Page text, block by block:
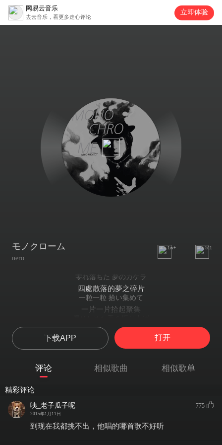
网易云音乐
去云音乐，看更多走心评论
立即体验
モノクローム
nero
1w+ 511
零れ落ちた 夢のカケラ
四處散落的夢之碎片
一粒一粒 拾い集めて
一片一片拾起聚集
高舉緊握的雙手
ここから 二度と離さないと
從此開始再不分離
這樣起誓
部屋に残る笑い声
下载APP 打开
评论 相似歌曲 相似歌单
精彩评论
咦_老子瓜子呢
2015年1月11日
775
到现在我都挑不出，他唱的哪首歌不好听